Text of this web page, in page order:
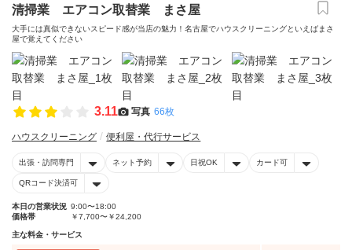
清掃業 エアコン取替業 まさ屋
大手には真似できないスピード感が当店の魅力！名古屋でハウスクリーニングといえばまさ
屋で覚えてください
3.11 写真 66枚
ハウスクリーニング 便利屋・代行サービス
出張・訪問専門 ネット予約 日祝OK カード可
QRコード決済可
本日の営業状況 9:00〜18:00
価格帯
￥7,700〜￥24,200
主な料金・サービス